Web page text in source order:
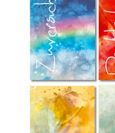
Bildergalerie
springen